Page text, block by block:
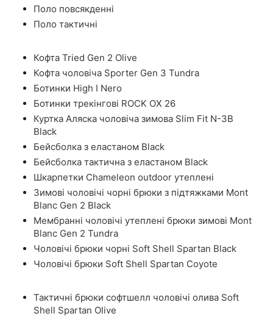
Поло повсякденні
Поло тактичні
Кофта Tried Gen 2 Olive
Кофта чоловіча Sporter Gen 3 Tundra
Ботинки High I Nero
Ботинки трекінгові ROCK OX 26
Куртка Аляска чоловіча зимова Slim Fit N-3B
Black
Бейсболка з еластаном Black
Бейсболка тактична з еластаном Black
Шкарпетки Chameleon outdoor утеплені
Зимові чоловічі чорні брюки з підтяжками Mont
Blanc Gen 2 Black
Мембранні чоловічі утеплені брюки зимові Mont
Blanc Gen 2 Tundra
Чоловічі брюки чорні Soft Shell Spartan Black
Чоловічі брюки Soft Shell Spartan Coyote
Тактичні брюки софтшелл чоловічі олива Soft
Shell Spartan Olive